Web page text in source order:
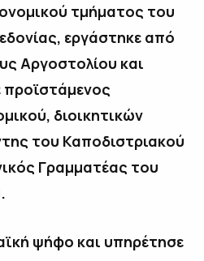
τμήματος του
εργάστηκε από
Αργοστολίου και
προϊστάμενος
διοικητικών
του Καποδιστριακού
Γραμματέας του
ψήφο και υπηρέτησε